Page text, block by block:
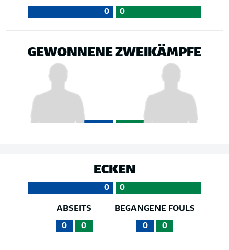
0 0
GEWONNENE ZWEIKÄMPFE
ECKEN
0 0
ABSEITS
0 0
BEGANGENE FOULS
0 0